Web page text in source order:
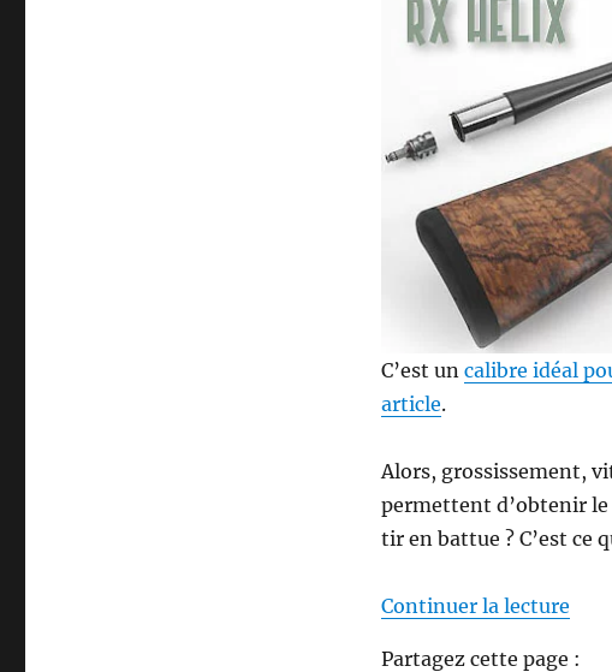
C’est un calibre idéal
article.
Alors, grossissement,
permettent d’obtenir
tir en battue ? C’est ce
Continuer la lecturede
Partagez cette page :